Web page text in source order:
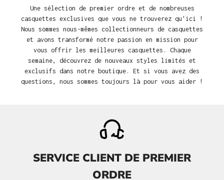
Une sélection de premier ordre et de nombreuses
casquettes exclusives que vous ne trouverez qu'ici !
Nous sommes nous-mêmes collectionneurs de casquettes
et avons transformé notre passion en mission pour
vous offrir les meilleures casquettes. Chaque
semaine, découvrez de nouveaux styles limités et
exclusifs dans notre boutique. Et si vous avez des
questions, nous sommes toujours là pour vous aider !
SERVICE CLIENT DE PREMIER
ORDRE